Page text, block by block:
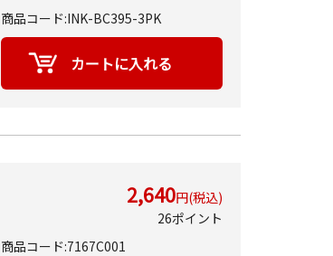
商品コード:INK-BC395-3PK
2,640円(税込)
26ポイント
商品コード:7167C001